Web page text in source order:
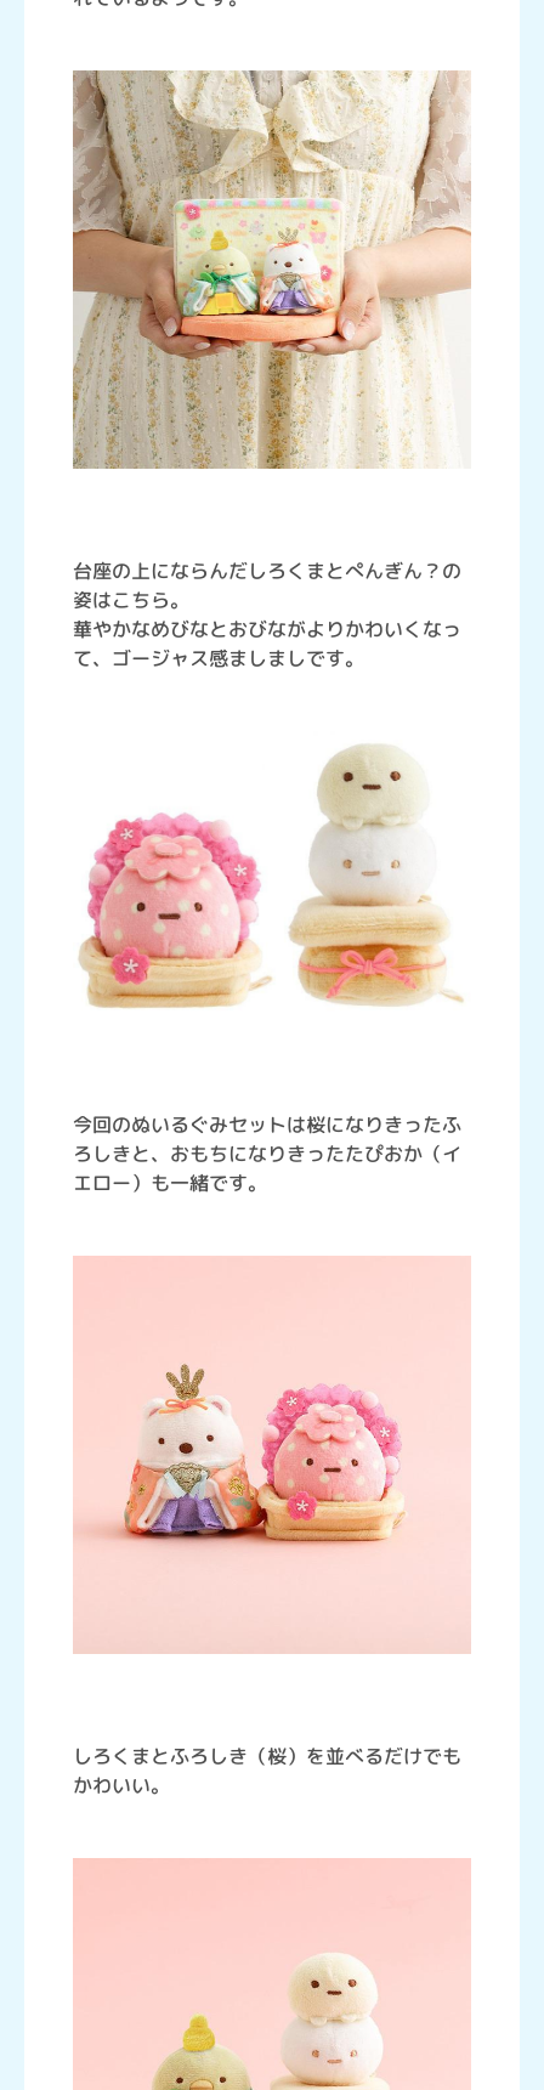
台座の上にならんだしろくまとぺんぎん？の
姿はこちら。
華やかなめびなとおびながよりかわいくなっ
て、ゴージャス感ましましです。
今回のぬいるぐみセットは桜になりきったふ
ろしきと、おもちになりきったたぴおか（イ
エロー）も一緒です。
しろくまとふろしき（桜）を並べるだけでも
かわいい。